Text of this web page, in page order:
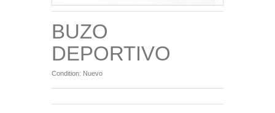
BUZO
DEPORTIVO
Condition: Nuevo